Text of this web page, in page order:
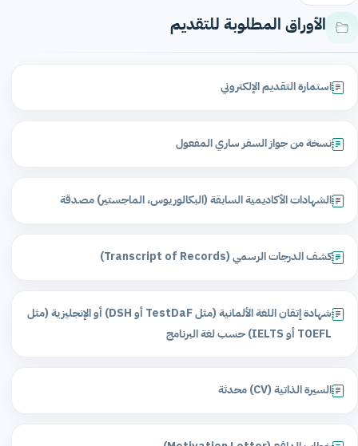
الأوراق المطلوبة للتقديم
استمارة التقديم الإلكتروني
نسخة من جواز السفر ساري المفعول
الشهادات الأكاديمية السابقة (البكالوريوس، الماجستير) مصدقة
كشف الدرجات الرسمي (Transcript of Records)
شهادة إتقان اللغة الألمانية (مثل TestDaF أو DSH) أو الإنجليزية (مثل
TOEFL أو IELTS) حسب لغة البرنامج
السيرة الذاتية (CV) محدثة